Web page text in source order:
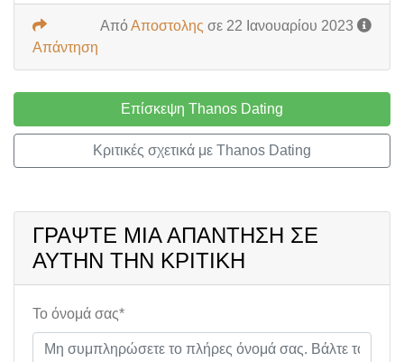
ΑπόΑποστολης σε 22 Ιανουαρίου 2023
Απάντηση
Επίσκεψη Thanos Dating
Κριτικές σχετικά με Thanos Dating
ΓΡΆΨΤΕ ΜΙΑ ΑΠΆΝΤΗΣΗ ΣΕ
ΑΥΤΉΝ ΤΗΝ ΚΡΙΤΙΚΉ
Το όνομά σας*